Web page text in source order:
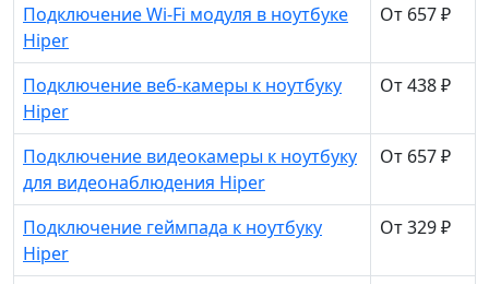
Подключение Wi-Fi модуля в ноутбуке
Hiper
От 657 ₽
Подключение веб-камеры к ноутбуку
Hiper
От 438 ₽
Подключение видеокамеры к ноутбуку
для видеонаблюдения Hiper
От 657 ₽
Подключение геймпада к ноутбуку
Hiper
От 329 ₽